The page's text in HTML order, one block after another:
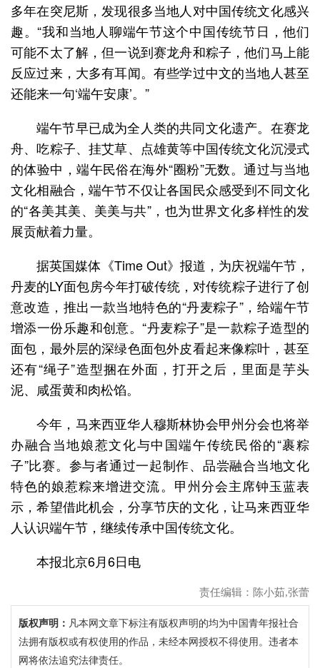
多年在突尼斯，发现很多当地人对中国传统文化感兴
趣。“我和当地人聊端午节这个中国传统节日，他们
可能不太了解，但一说到赛龙舟和粽子，他们马上能
反应过来，大多有耳闻。有些学过中文的当地人甚至
还能来一句‘端午安康’。”
端午节早已成为全人类的共同文化遗产。在赛龙
舟、吃粽子、挂艾草、点雄黄等中国传统文化沉浸式
的体验中，端午民俗在海外“圈粉”无数。通过与当地
文化相融合，端午节不仅让各国民众感受到不同文化
的“各美其美、美美与共”，也为世界文化多样性的发
展贡献着力量。
据英国媒体《Time Out》报道，为庆祝端午节，
丹麦的LY面包房今年打破传统，对传统粽子进行了创
意改造，推出一款当地特色的“丹麦粽子”，给端午节
增添一份乐趣和创意。“丹麦粽子”是一款粽子造型的
面包，最外层的深绿色面包外皮看起来像粽叶，甚至
还有“绳子”造型捆在外面，打开之后，里面是芋头
泥、咸蛋黄和肉松馅。
今年，马来西亚华人穆斯林协会甲州分会也将举
办融合当地娘惹文化与中国端午传统民俗的“裹粽
子”比赛。参与者通过一起制作、品尝融合当地文化
特色的娘惹粽来增进交流。甲州分会主席钟玉蓝表
示，希望借此机会，分享节庆的文化，让马来西亚华
人认识端午节，继续传承中国传统文化。
本报北京6月6日电
责任编辑：陈小茹,张蕾
版权声明： 凡本网文章下标注有版权声明的均为中国青年报社合
法拥有版权或有权使用的作品，未经本网授权不得使用。违者本
网将依法追究法律责任。